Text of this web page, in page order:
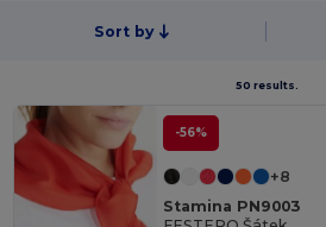
Sort by
50 results.
-56%
+8
Stamina PN9003